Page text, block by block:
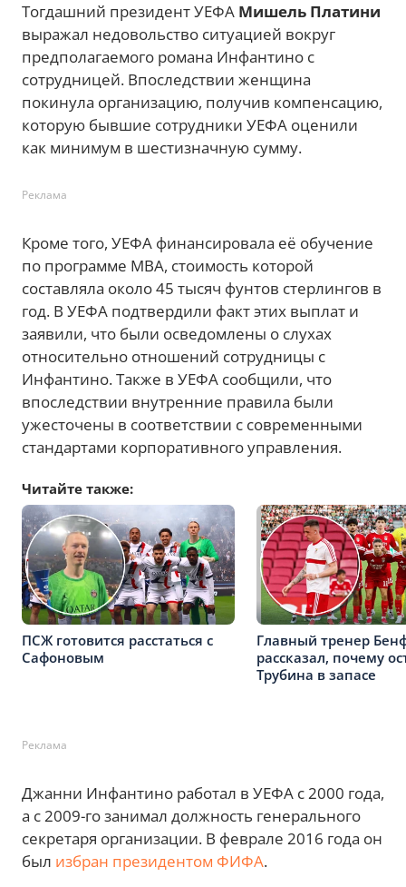
Тогдашний президент УЕФА Мишель Платини
выражал недовольство ситуацией вокруг
предполагаемого романа Инфантино с
сотрудницей. Впоследствии женщина
покинула организацию, получив компенсацию,
которую бывшие сотрудники УЕФА оценили
как минимум в шестизначную сумму.
Реклама
Кроме того, УЕФА финансировала её обучение
по программе MBA, стоимость которой
составляла около 45 тысяч фунтов стерлингов в
год. В УЕФА подтвердили факт этих выплат и
заявили, что были осведомлены о слухах
относительно отношений сотрудницы с
Инфантино. Также в УЕФА сообщили, что
впоследствии внутренние правила были
ужесточены в соответствии с современными
стандартами корпоративного управления.
Читайте также:
ПСЖ готовится расстаться с
Сафоновым
Главный тренер
рассказал, почему
Трубина в запасе
Реклама
Джанни Инфантино работал в УЕФА с 2000 года,
а с 2009-го занимал должность генерального
секретаря организации. В феврале 2016 года он
был избран президентом ФИФА.